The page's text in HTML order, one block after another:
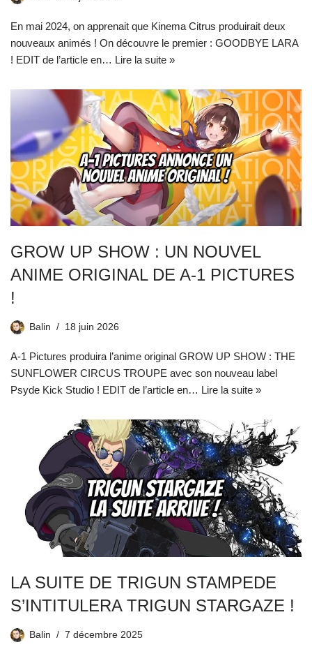
En mai 2024, on apprenait que Kinema Citrus produirait deux
nouveaux animés ! On découvre le premier : GOODBYE LARA
! EDIT de l’article en… Lire la suite »
GROW UP SHOW : UN NOUVEL
ANIME ORIGINAL DE A-1 PICTURES
!
Balin 18 juin 2026
A-1 Pictures produira l’anime original GROW UP SHOW : THE
SUNFLOWER CIRCUS TROUPE avec son nouveau label
Psyde Kick Studio ! EDIT de l’article en… Lire la suite »
LA SUITE DE TRIGUN STAMPEDE
S’INTITULERA TRIGUN STARGAZE !
Balin 7 décembre 2025